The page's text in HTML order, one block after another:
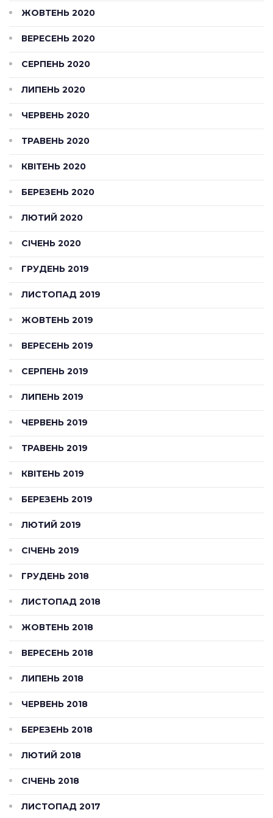
ЖОВТЕНЬ 2020
ВЕРЕСЕНЬ 2020
СЕРПЕНЬ 2020
ЛИПЕНЬ 2020
ЧЕРВЕНЬ 2020
ТРАВЕНЬ 2020
КВІТЕНЬ 2020
БЕРЕЗЕНЬ 2020
ЛЮТИЙ 2020
СІЧЕНЬ 2020
ГРУДЕНЬ 2019
ЛИСТОПАД 2019
ЖОВТЕНЬ 2019
ВЕРЕСЕНЬ 2019
СЕРПЕНЬ 2019
ЛИПЕНЬ 2019
ЧЕРВЕНЬ 2019
ТРАВЕНЬ 2019
КВІТЕНЬ 2019
БЕРЕЗЕНЬ 2019
ЛЮТИЙ 2019
СІЧЕНЬ 2019
ГРУДЕНЬ 2018
ЛИСТОПАД 2018
ЖОВТЕНЬ 2018
ВЕРЕСЕНЬ 2018
ЛИПЕНЬ 2018
ЧЕРВЕНЬ 2018
БЕРЕЗЕНЬ 2018
ЛЮТИЙ 2018
СІЧЕНЬ 2018
ЛИСТОПАД 2017